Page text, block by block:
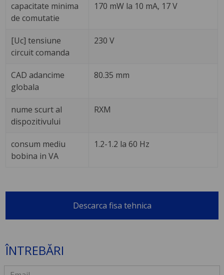
capacitate minima
de comutatie
170 mW la 10 mA, 17 V
[Uc] tensiune
circuit comanda
230 V
CAD adancime
globala
80.35 mm
nume scurt al
dispozitivului
RXM
consum mediu
bobina in VA
1.2-1.2 la 60 Hz
Descarca fisa tehnica
ÎNTREBĂRI